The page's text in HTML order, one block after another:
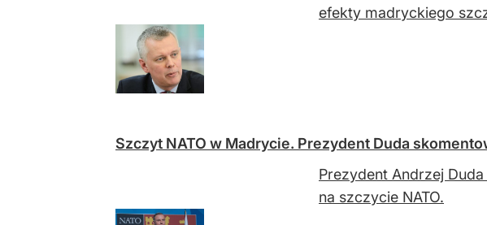
efekty madryckiego
Szczyt NATO w Madrycie. Prezydent Duda
Prezydent Andrzej
na szczycie NATO.